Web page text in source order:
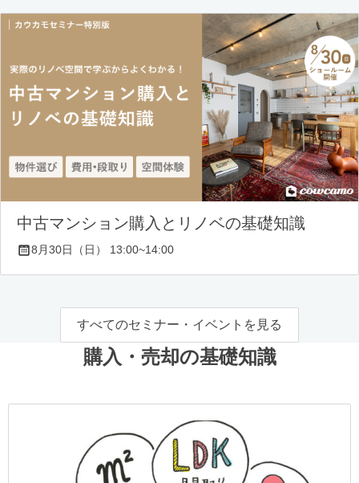
中古マンション購入とリノベの基礎知識
8月30日（日） 13:00~14:00
すべてのセミナー・イベントを見る
購入・売却の基礎知識